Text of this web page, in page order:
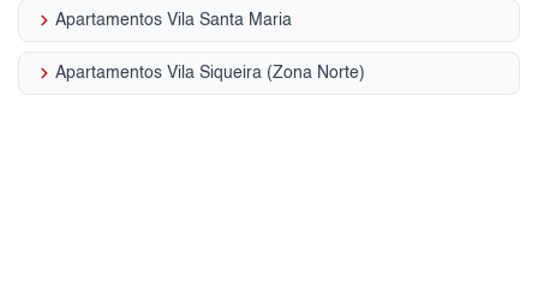
keyboard_arrow_right Apartamentos Vila Santa Maria
keyboard_arrow_right Apartamentos Vila Siqueira (Zona Norte)